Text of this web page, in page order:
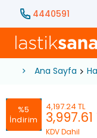
4440591
Ana Sayfa
%5
İndirim
4,197.24 TL
3,997.61
KDV Dahil